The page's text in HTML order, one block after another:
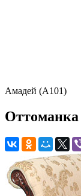
Амадей (A101)